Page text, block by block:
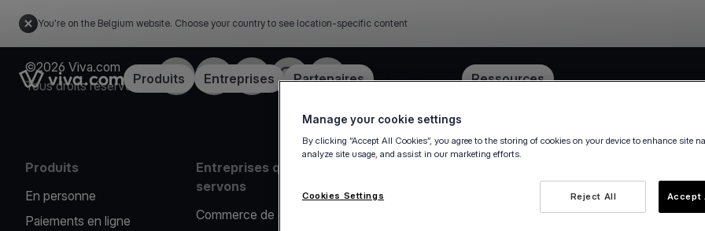
You're on the Belgium website. Choose your country to see location-specific content
Link to the homepageProduits Entreprises Partenaires Tarification Ressources
©2026 Viva.com
Tous droits réservés
Facebook
X LinkedInInstagramYouTube
Produits
En personne
Paiements en ligne
Entreprises que nous
servons
Commerce de détail
Notre société
partenaires
Solutions de paiement pour
Manage your cookie settings
By clicking “Accept All Cookies”, you agree to the storing of cookies on your device to enhance site
analyze site usage, and assist in our marketing efforts.
Reject All Accept
Cookies Settings